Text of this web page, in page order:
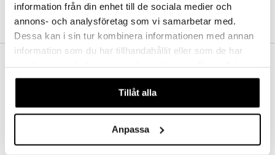
information från din enhet till de sociala medier och
annons- och analysföretag som vi samarbetar med.
Dessa kan i sin tur kombinera informationen med annan
information som du har tillhandahållit eller som de har
våra cookies vid fortsatt användande av vår webbplats.
Tillåt alla
Anpassa
LUO ASIAKAS
Aina maksuton vaihtoehto, huolimatta siitä ostatko yksittäisen
tuotteen tai koko tilauksellesi joka ylittää 50 €.
NOPEAT TOIMITUKSET
Ennen kello 13.00 tehdyt tilaukset lähetetään normaalisti samana